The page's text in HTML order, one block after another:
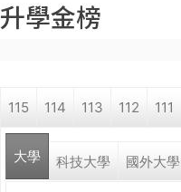
o
a
r
升學金榜
115 114 113 112 111
大學 科技大學 國外大學